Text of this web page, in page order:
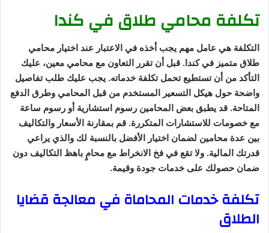
تكلفة محامي طلاق في كندا
التكلفة هي عامل مهم يجب أخذه في الاعتبار عند اختيار محامي
طلاق متميز في كندا. قبل أن تقرر التعاون مع محامي معين، عليك
التأكد من أن تستطيع تحمل تكلفة خدماته. يجب عليك طلب تفاصيل
واضحة حول هيكل التسعير المستخدم من قبل المحامي وطرق الدفع
المتاحة. قد يطبق بعض المحامين رسوم استشارية أو رسوم ساعة
مع خصومات للاستشارات المتكررة. قم بمقارنة الأسعار والتكاليف
بين عدة محامين لضمان اختيار الأفضل بالنسبة لك والذي يراعي
قدرتك المالية. ولا تقع في فخ الانخراط مع محامٍ باهظ التكاليف دون
ضمان حصولك على خدمات جودة وقيمة.
تكلفة خدمات المحاماة في معالجة قضايا
الطلاق